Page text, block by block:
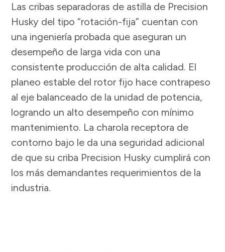
Las cribas separadoras de astilla de Precision
Husky del tipo “rotación-fija” cuentan con
una ingeniería probada que aseguran un
desempeño de larga vida con una
consistente producción de alta calidad. El
planeo estable del rotor fijo hace contrapeso
al eje balanceado de la unidad de potencia,
logrando un alto desempeño con mínimo
mantenimiento. La charola receptora de
contorno bajo le da una seguridad adicional
de que su criba Precision Husky cumplirá con
los más demandantes requerimientos de la
industria.